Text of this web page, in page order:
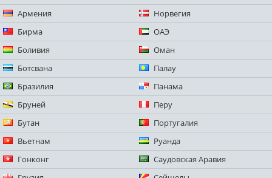
Армения
Бирма
Боливия
Ботсвана
Бразилия
Бруней
Бутан
Вьетнам
Гонконг
Норвегия
ОАЭ
Оман
Палау
Панама
Перу
Португалия
Руанда
Саудовская Аравия